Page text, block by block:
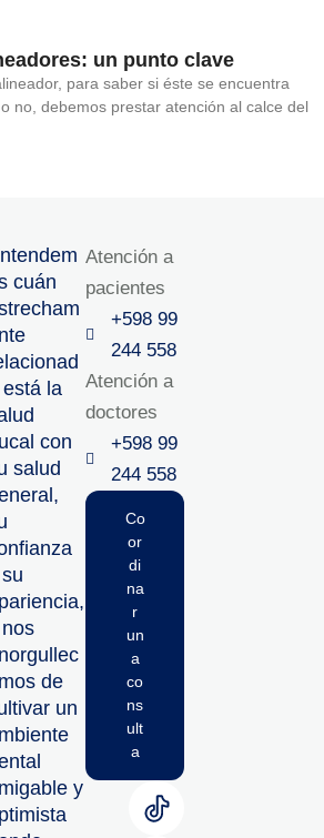
un punto clave
para saber si éste se encuentra
no, debemos prestar atención al calce del
cuán
la
con
salud
de
un
y
Atención a
pacientes
+598 99
244 558
Atención a
doctores
+598 99
244 558‬‬
Co
or
di
na
r
un
a
co
ns
ult
a